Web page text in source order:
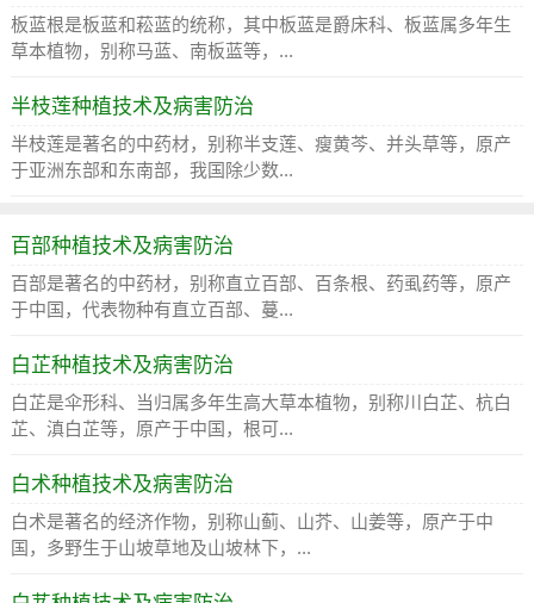
板蓝根是板蓝和菘蓝的统称，其中板蓝是爵床科、板蓝属多年生
草本植物，别称马蓝、南板蓝等，...
半枝莲种植技术及病害防治
半枝莲是著名的中药材，别称半支莲、瘦黄芩、并头草等，原产
于亚洲东部和东南部，我国除少数...
百部种植技术及病害防治
百部是著名的中药材，别称直立百部、百条根、药虱药等，原产
于中国，代表物种有直立百部、蔓...
白芷种植技术及病害防治
白芷是伞形科、当归属多年生高大草本植物，别称川白芷、杭白
芷、滇白芷等，原产于中国，根可...
白术种植技术及病害防治
白术是著名的经济作物，别称山蓟、山芥、山姜等，原产于中
国，多野生于山坡草地及山坡林下，...